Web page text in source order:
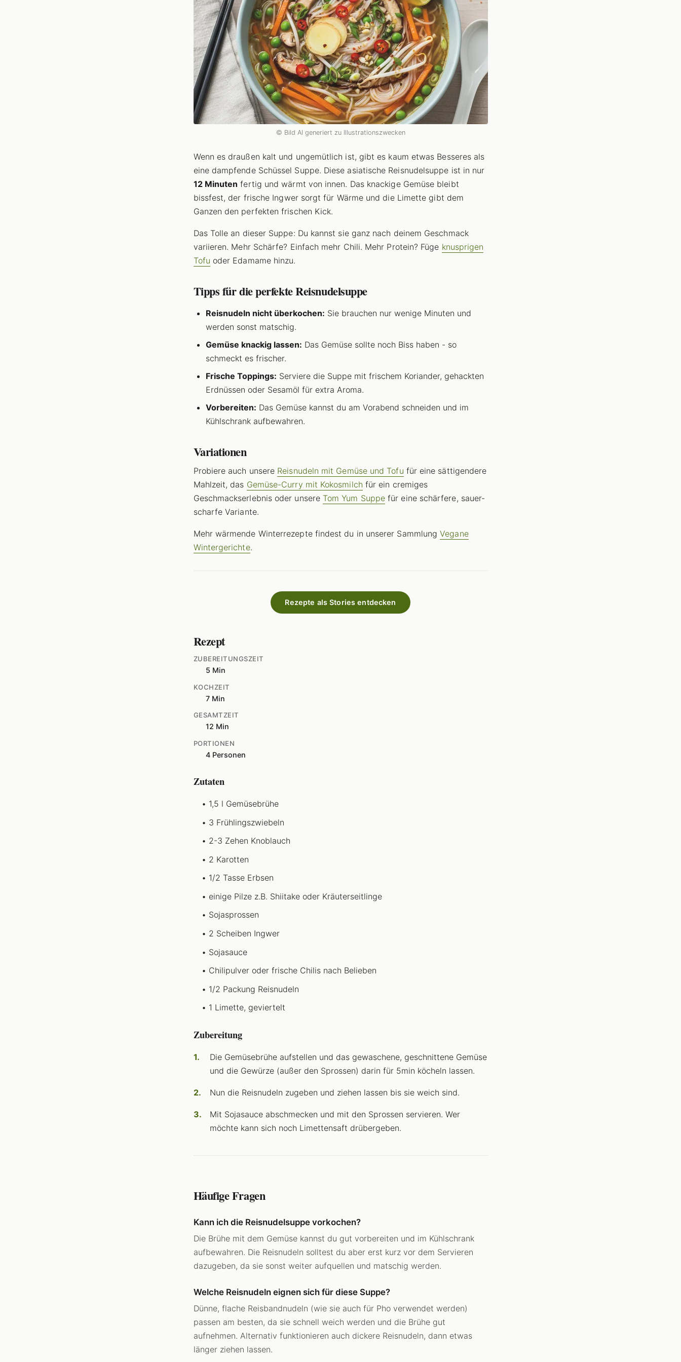
© Bild AI generiert zu Illustrationszwecken
Wenn es draußen kalt und ungemütlich ist, gibt es kaum etwas Besseres als
eine dampfende Schüssel Suppe. Diese asiatische Reisnudelsuppe ist in nur
12 Minuten fertig und wärmt von innen. Das knackige Gemüse bleibt
bissfest, der frische Ingwer sorgt für Wärme und die Limette gibt dem
Ganzen den perfekten frischen Kick.
Das Tolle an dieser Suppe: Du kannst sie ganz nach deinem Geschmack
variieren. Mehr Schärfe? Einfach mehr Chili. Mehr Protein? Füge knusprigen
Tofu oder Edamame hinzu.
Tipps für die perfekte Reisnudelsuppe
Reisnudeln nicht überkochen: Sie brauchen nur wenige Minuten und
werden sonst matschig.
Gemüse knackig lassen: Das Gemüse sollte noch Biss haben - so
schmeckt es frischer.
Frische Toppings: Serviere die Suppe mit frischem Koriander, gehackten
Erdnüssen oder Sesamöl für extra Aroma.
Vorbereiten: Das Gemüse kannst du am Vorabend schneiden und im
Kühlschrank aufbewahren.
Variationen
Probiere auch unsere Reisnudeln mit Gemüse und Tofu für eine sättigendere
Mahlzeit, das Gemüse-Curry mit Kokosmilch für ein cremiges
Geschmackserlebnis oder unsere Tom Yum Suppe für eine schärfere, sauer-
scharfe Variante.
Mehr wärmende Winterrezepte findest du in unserer SammlungVegane
Wintergerichte.
Rezepte als Stories entdecken
Rezept
ZUBEREITUNGSZEIT
5 Min
KOCHZEIT
7 Min
GESAMTZEIT
12 Min
PORTIONEN
4 Personen
Zutaten
1,5 l Gemüsebrühe
3 Frühlingszwiebeln
2-3 Zehen Knoblauch
2 Karotten
1/2 Tasse Erbsen
einige Pilze z.B. Shiitake oder Kräuterseitlinge
Sojasprossen
2 Scheiben Ingwer
Sojasauce
Chilipulver oder frische Chilis nach Belieben
1/2 Packung Reisnudeln
1 Limette, geviertelt
Zubereitung
Die Gemüsebrühe aufstellen und das gewaschene, geschnittene Gemüse
und die Gewürze (außer den Sprossen) darin für 5min köcheln lassen.
Nun die Reisnudeln zugeben und ziehen lassen bis sie weich sind.
Mit Sojasauce abschmecken und mit den Sprossen servieren. Wer
möchte kann sich noch Limettensaft drübergeben.
Häufige Fragen
Kann ich die Reisnudelsuppe vorkochen?
Die Brühe mit dem Gemüse kannst du gut vorbereiten und im Kühlschrank
aufbewahren. Die Reisnudeln solltest du aber erst kurz vor dem Servieren
dazugeben, da sie sonst weiter aufquellen und matschig werden.
Welche Reisnudeln eignen sich für diese Suppe?
Dünne, flache Reisbandnudeln (wie sie auch für Pho verwendet werden)
passen am besten, da sie schnell weich werden und die Brühe gut
aufnehmen. Alternativ funktionieren auch dickere Reisnudeln, dann etwas
länger ziehen lassen.